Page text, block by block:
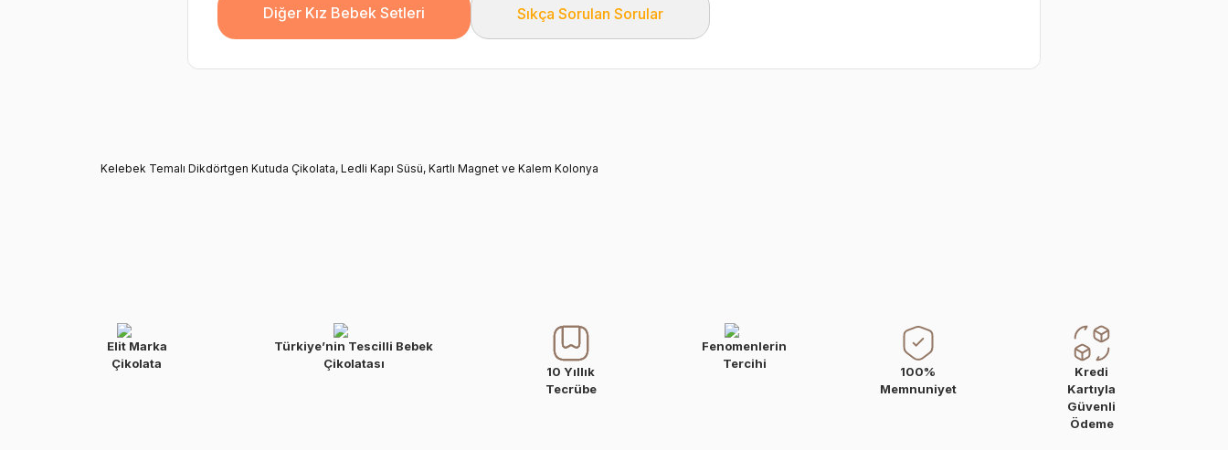
Diğer Kız Bebek Setleri Sıkça Sorulan Sorular
Kelebek Temalı Dikdörtgen Kutuda Çikolata, Ledli Kapı Süsü, Kartlı Magnet ve Kalem Kolonya
Elit Marka
Çikolata
Türkiye’nin Tescilli Bebek
Çikolatası
10 Yıllık
Tecrübe
Fenomenlerin
Tercihi
100%
Memnuniyet
Kredi
Kartıyla
Güvenli
Ödeme